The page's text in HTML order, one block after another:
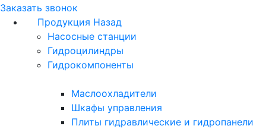
Заказать звонок
Продукция Назад
Насосные станции
Гидроцилиндры
Гидрокомпоненты
Маслоохладители
Шкафы управления
Плиты гидравлические и гидропанели